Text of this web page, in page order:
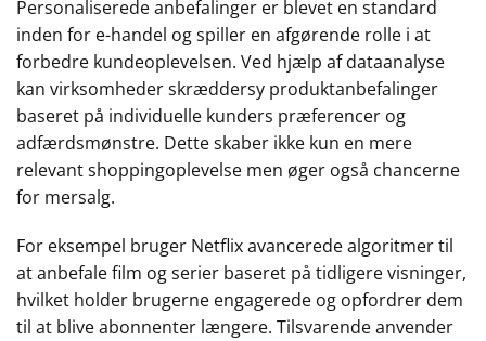
Personaliserede anbefalinger er blevet en standard
inden for e-handel og spiller en afgørende rolle i at
forbedre kundeoplevelsen. Ved hjælp af dataanalyse
kan virksomheder skræddersy produktanbefalinger
baseret på individuelle kunders præferencer og
adfærdsmønstre. Dette skaber ikke kun en mere
relevant shoppingoplevelse men øger også chancerne
for mersalg.
For eksempel bruger Netflix avancerede algoritmer til
at anbefale film og serier baseret på tidligere visninger,
hvilket holder brugerne engagerede og opfordrer dem
til at blive abonnenter længere. Tilsvarende anvender